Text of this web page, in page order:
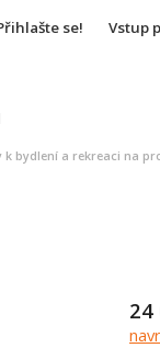
se! Vstup
k bydlení a rekreaci na
24